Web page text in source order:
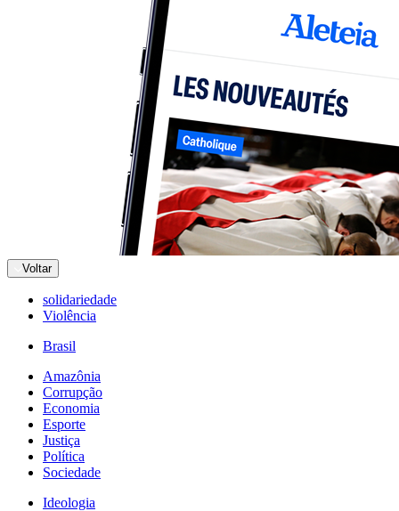
Voltar
solidariedade
Violência
Brasil
Amazônia
Corrupção
Economia
Esporte
Justiça
Política
Sociedade
Ideologia